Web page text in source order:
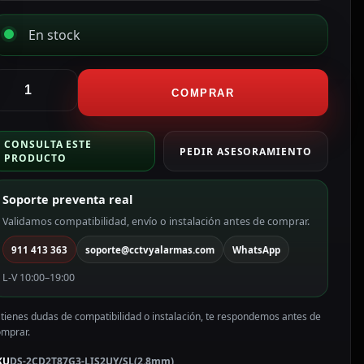
En stock
COMPRAR
CONSULTA ESTE
PRODUCTO
PEDIR ASESORAMIENTO
Soporte preventa real
Validamos compatibilidad, envío o instalación antes de comprar.
911 413 363 soporte@cctvyalarmas.com WhatsApp
L-V 10:00–19:00
dudas de compatibilidad o instalación, te respondemos antes de